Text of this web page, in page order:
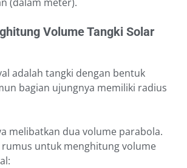
Volume Tangki Solar
adalah tangki dengan bentuk
bagian ujungnya memiliki radius
melibatkan dua volume parabola.
rumus untuk menghitung volume